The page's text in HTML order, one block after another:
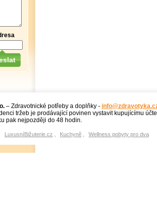
– Zdravotnické potřeby a doplňky -
tržeb je prodávající povinen vystavit kupujícímu
pak nejpozději do 48 hodin.
LuxusníBižuterie.cz Kuchyně Wellness pobyty pro dva